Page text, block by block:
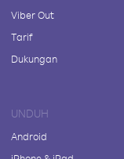
Viber Out
Tarif
Dukungan
UNDUH
Android